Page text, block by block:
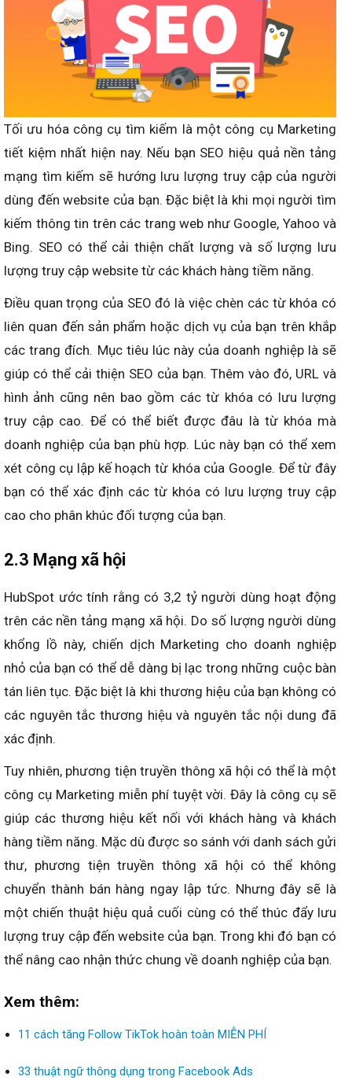
Tối ưu hóa công cụ tìm kiếm là một công cụ Marketing
tiết kiệm nhất hiện nay. Nếu bạn SEO hiệu quả nền tảng
mạng tìm kiếm sẽ hướng lưu lượng truy cập của người
dùng đến website của bạn. Đặc biệt là khi mọi người tìm
kiếm thông tin trên các trang web như Google, Yahoo và
Bing. SEO có thể cải thiện chất lượng và số lượng lưu
lượng truy cập website từ các khách hàng tiềm năng.
Điều quan trọng của SEO đó là việc chèn các từ khóa có
liên quan đến sản phẩm hoặc dịch vụ của bạn trên khắp
các trang đích. Mục tiêu lúc này của doanh nghiệp là sẽ
giúp có thể cải thiện SEO của bạn. Thêm vào đó, URL và
hình ảnh cũng nên bao gồm các từ khóa có lưu lượng
truy cập cao. Để có thể biết được đâu là từ khóa mà
doanh nghiệp của bạn phù hợp. Lúc này bạn có thể xem
xét công cụ lập kế hoạch từ khóa của Google. Để từ đây
bạn có thể xác định các từ khóa có lưu lượng truy cập
cao cho phân khúc đối tượng của bạn.
2.3 Mạng xã hội
HubSpot ước tính rằng có 3,2 tỷ người dùng hoạt động
trên các nền tảng mạng xã hội. Do số lượng người dùng
khổng lồ này, chiến dịch Marketing cho doanh nghiệp
nhỏ của bạn có thể dễ dàng bị lạc trong những cuộc bàn
tán liên tục. Đặc biệt là khi thương hiệu của bạn không có
các nguyên tắc thương hiệu và nguyên tắc nội dung đã
xác định.
Tuy nhiên, phương tiện truyền thông xã hội có thể là một
công cụ Marketing miễn phí tuyệt vời. Đây là công cụ sẽ
giúp các thương hiệu kết nối với khách hàng và khách
hàng tiềm năng. Mặc dù được so sánh với danh sách gửi
thư, phương tiện truyền thông xã hội có thể không
chuyển thành bán hàng ngay lập tức. Nhưng đây sẽ là
một chiến thuật hiệu quả cuối cùng có thể thúc đẩy lưu
lượng truy cập đến website của bạn. Trong khi đó bạn có
thể nâng cao nhận thức chung về doanh nghiệp của bạn.
Xem thêm:
11 cách tăng Follow TikTok hoàn toàn MIỄN PHÍ
33 thuật ngữ thông dụng trong Facebook Ads